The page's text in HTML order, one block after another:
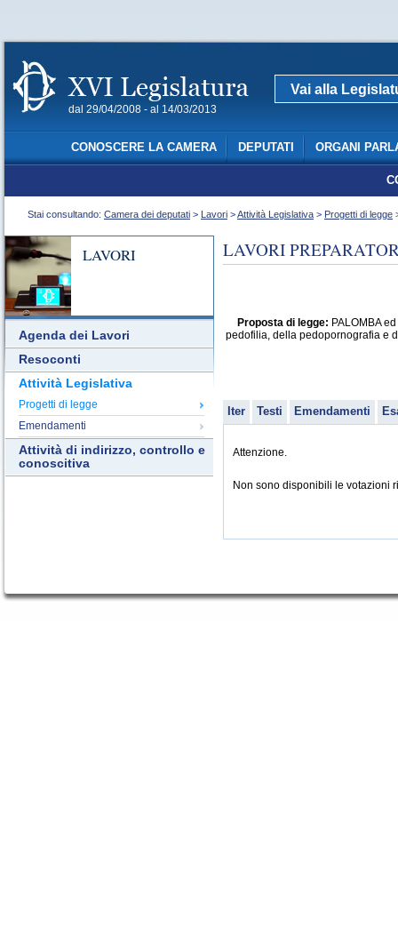
dal 29/04/2008 - al 14/03/2013
Vai alla
CONOSCERE LA CAMERA DEPUTATI ORGANI
Stai consultando: Camera dei deputati > Lavori >Attività Legislativa > Progetti di legge
LAVORI
Agenda dei Lavori
Resoconti
Attività Legislativa
Progetti di legge
Emendamenti
Attività di indirizzo, controllo e
conoscitiva
LAVORI
Proposta di legge: PALOMBA
pedofilia, della pedopornografia e
Iter Testi Emendamenti
Attenzione.
Non sono disponibili le votazioni